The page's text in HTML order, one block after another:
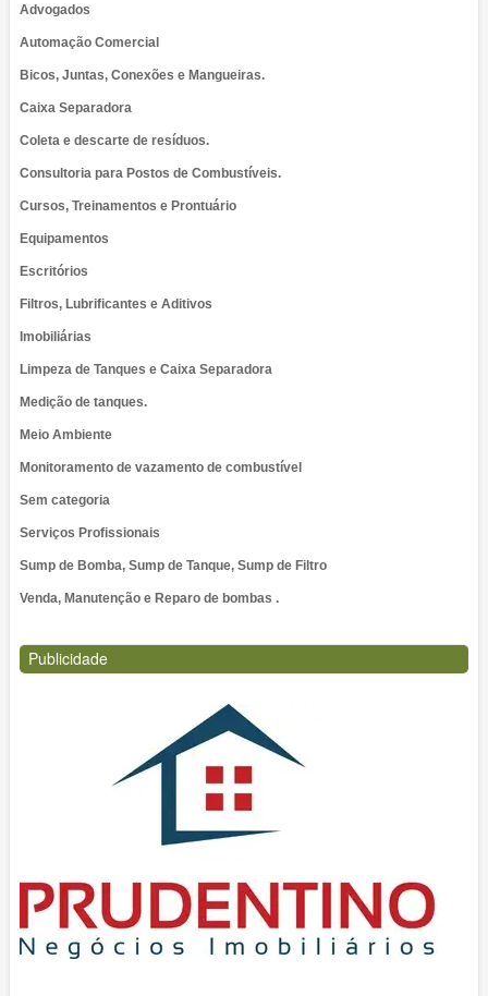
Advogados
Automação Comercial
Bicos, Juntas, Conexões e Mangueiras.
Caixa Separadora
Coleta e descarte de resíduos.
Consultoria para Postos de Combustíveis.
Cursos, Treinamentos e Prontuário
Equipamentos
Escritórios
Filtros, Lubrificantes e Aditivos
Imobiliárias
Limpeza de Tanques e Caixa Separadora
Medição de tanques.
Meio Ambiente
Monitoramento de vazamento de combustível
Sem categoria
Serviços Profissionais
Sump de Bomba, Sump de Tanque, Sump de Filtro
Venda, Manutenção e Reparo de bombas .
Publicidade